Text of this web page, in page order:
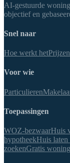
AI-gestuurde
objectief en
Snel naar
Hoe werkt hetPrijzen
Voor wie
Particulieren
Toepassingen
WOZ-bezwaarHuis
hypotheekHuis laten
zoekenGratis